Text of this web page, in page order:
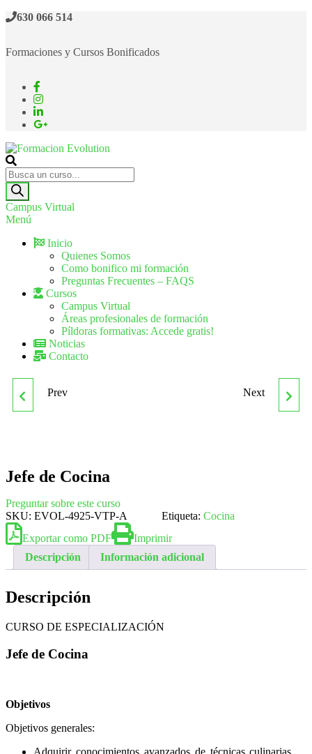
630 066 514
Formaciones y Cursos Bonificados
Formacion Evolution
Cursos de formación continua
Campus Virtual
Menú
Inicio
Quienes Somos
Como bonifico mi formación
Preguntas Frecuentes – FAQS
Cursos
Campus Virtual
Áreas profesionales de formación
Píldoras formativas: Accede gratis!
Noticias
Contacto
INTRODUCCIÓN ADOBE
Prev LA PERSUASIÓN ANext
Jefe de Cocina
Preguntar sobre este curso
SKU: EVOL-4925-VTP-A Etiqueta: Cocina
Exportar como PDF
Imprimir
Descripción
Información adicional
Descripción
CURSO DE ESPECIALIZACIÓN
Jefe de Cocina
Objetivos
Objetivos generales: